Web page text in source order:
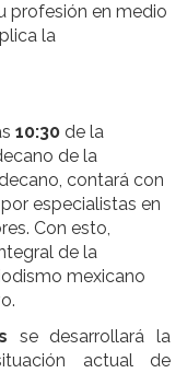
profesión en medio
la
10:30 de la
de la
contará con
especialistas en
Con esto,
de la
mexicano
se desarrollará la
actual de